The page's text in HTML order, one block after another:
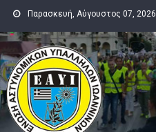
Skip to content
Παρασκευή, Αύγουστος 07, 2026